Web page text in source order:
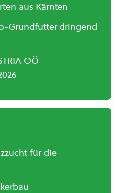
aus Kärnten
Grundfutter dringend
OÖ
für die